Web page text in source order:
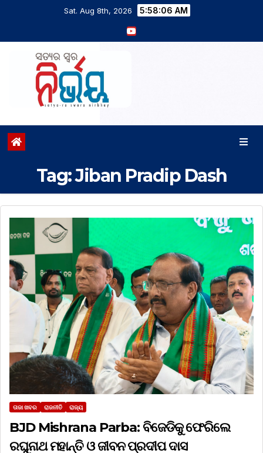
Sat. Aug 8th, 2026 5:58:07 AM
Tag:Jiban Pradip Dash
ତାଜା ଖବର ରାଜନୀତି ରାଜ୍ୟ
BJD Mishrana Parba: ବିଜେଡିକୁ ଫେରିଲେ
ରଘୁନାଥ ମହାନ୍ତି ଓ ଜୀବନ ପ୍ରଦୀପ ଦାସ